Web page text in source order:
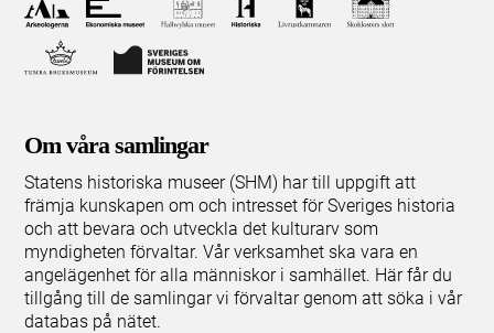
Om våra samlingar
Statens historiska museer (SHM) har till uppgift att
främja kunskapen om och intresset för Sveriges historia
och att bevara och utveckla det kulturarv som
myndigheten förvaltar. Vår verksamhet ska vara en
angelägenhet för alla människor i samhället. Här får du
tillgång till de samlingar vi förvaltar genom att söka i vår
databas på nätet.